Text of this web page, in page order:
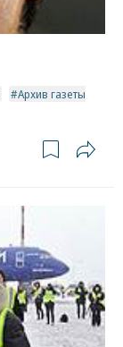
Архив газеты